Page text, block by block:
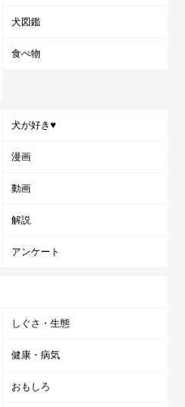
犬図鑑
食べ物
犬が好き♥
漫画
動画
解説
アンケート
しぐさ・生態
健康・病気
おもしろ